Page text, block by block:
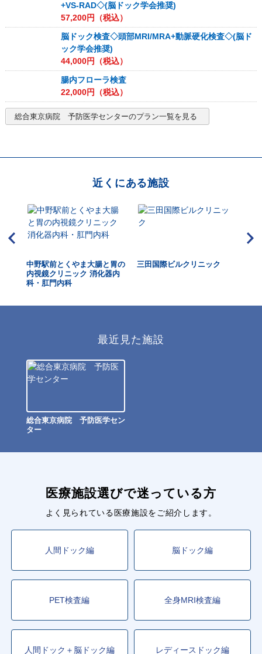
+VS-RAD◇(脳ドック学会推奨)
57,200円（税込）
脳ドック検査◇頭部MRI/MRA+動脈硬化検査◇(脳ド
ック学会推奨)
44,000円（税込）
腸内フローラ検査
22,000円（税込）
総合東京病院 予防医学センターのプラン一覧を見る
近くにある施設
中野駅前とくやま大腸と胃の
内視鏡クリニック 消化器内
科・肛門内科
三田国際ビルクリニック
最近見た施設
総合東京病院 予防医学セン
ター
医療施設選びで迷っている方
よく見られている医療施設をご紹介します。
人間ドック編 脳ドック編
PET検査編 全身MRI検査編
人間ドック＋脳ドック編 レディースドック編